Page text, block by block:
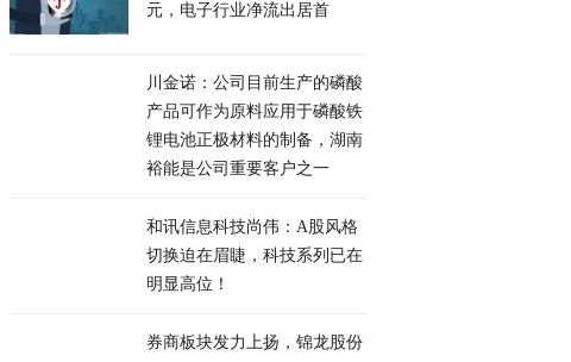
元，电子行业净流出居首
川金诺：公司目前生产的磷酸
产品可作为原料应用于磷酸铁
锂电池正极材料的制备，湖南
裕能是公司重要客户之一
和讯信息科技尚伟：A股风格
切换迫在眉睫，科技系列已在
明显高位！
券商板块发力上扬，锦龙股份